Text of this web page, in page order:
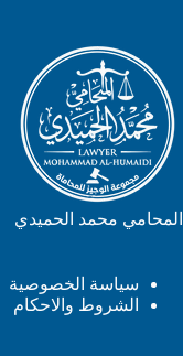
المحامي محمد الحميدي
سياسة الخصوصية
الشروط والاحكام